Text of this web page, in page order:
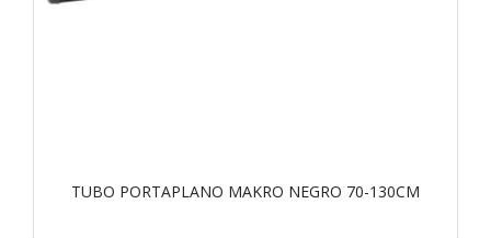
TUBO PORTAPLANO MAKRO NEGRO 70-130CM